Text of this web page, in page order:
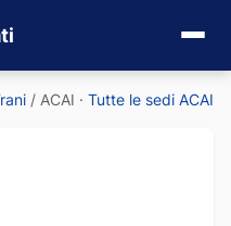
/ ACAI · Tutte le sedi ACAI